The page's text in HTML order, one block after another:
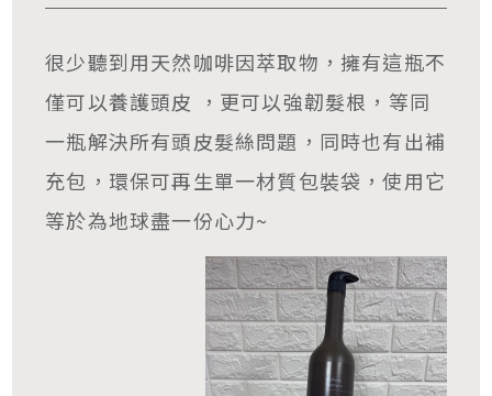
很少聽到用天然咖啡因萃取物，擁有這瓶不
僅可以養護頭皮 ，更可以強韌髮根，等同
一瓶解決所有頭皮髮絲問題，同時也有出補
充包，環保可再生單一材質包裝袋，使用它
等於為地球盡一份心力~